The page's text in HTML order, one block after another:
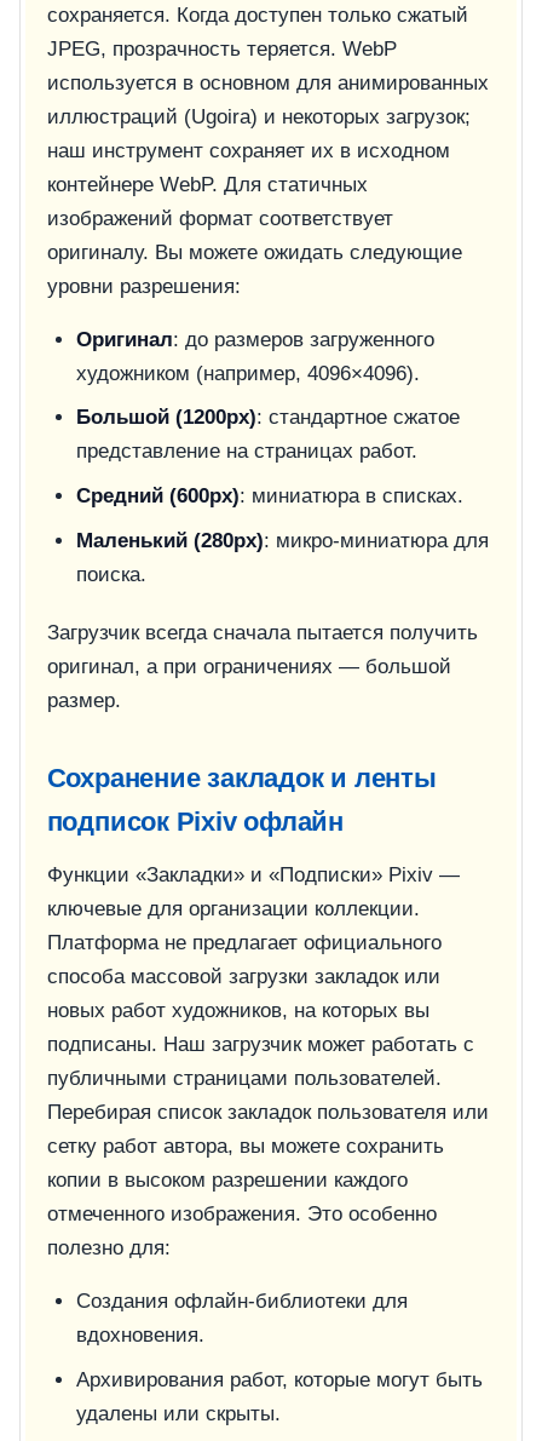
сохраняется. Когда доступен только сжатый
JPEG, прозрачность теряется. WebP
используется в основном для анимированных
иллюстраций (Ugoira) и некоторых загрузок;
наш инструмент сохраняет их в исходном
контейнере WebP. Для статичных
изображений формат соответствует
оригиналу. Вы можете ожидать следующие
уровни разрешения:
Оригинал: до размеров загруженного
художником (например, 4096×4096).
Большой (1200px): стандартное сжатое
представление на страницах работ.
Средний (600px): миниатюра в списках.
Маленький (280px): микро-миниатюра для
поиска.
Загрузчик всегда сначала пытается получить
оригинал, а при ограничениях — большой
размер.
Сохранение закладок и ленты
подписок Pixiv офлайн
Функции «Закладки» и «Подписки» Pixiv —
ключевые для организации коллекции.
Платформа не предлагает официального
способа массовой загрузки закладок или
новых работ художников, на которых вы
подписаны. Наш загрузчик может работать с
публичными страницами пользователей.
Перебирая список закладок пользователя или
сетку работ автора, вы можете сохранить
копии в высоком разрешении каждого
отмеченного изображения. Это особенно
полезно для:
Создания офлайн-библиотеки для
вдохновения.
Архивирования работ, которые могут быть
удалены или скрыты.